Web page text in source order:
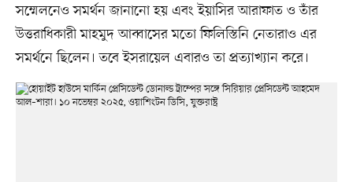
সম্মেলনেও সমর্থন জানানো হয় এবং ইয়াসির আরাফাত ও তাঁর
উত্তরাধিকারী মাহমুদ আব্বাসের মতো ফিলিস্তিনি নেতারাও এর
সমর্থনে ছিলেন। তবে ইসরায়েল এবারও তা প্রত্যাখ্যান করে।